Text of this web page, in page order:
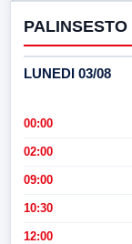
PALINSESTO
LUNEDI 03/08
00:00
02:00
09:00
10:30
12:00